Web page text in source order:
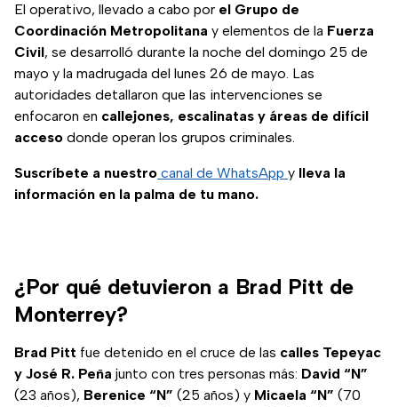
El operativo, llevado a cabo por el Grupo de
Coordinación Metropolitana y elementos de la Fuerza
Civil, se desarrolló durante la noche del domingo 25 de
mayo y la madrugada del lunes 26 de mayo. Las
autoridades detallaron que las intervenciones se
enfocaron en callejones, escalinatas y áreas de difícil
acceso donde operan los grupos criminales.
Suscríbete a nuestro canal de WhatsApp y lleva la
información en la palma de tu mano.
¿Por qué detuvieron a Brad Pitt de
Monterrey?
Brad Pitt fue detenido en el cruce de las calles Tepeyac
y José R. Peña junto con tres personas más: David “N”
(23 años), Berenice “N” (25 años) y Micaela “N” (70